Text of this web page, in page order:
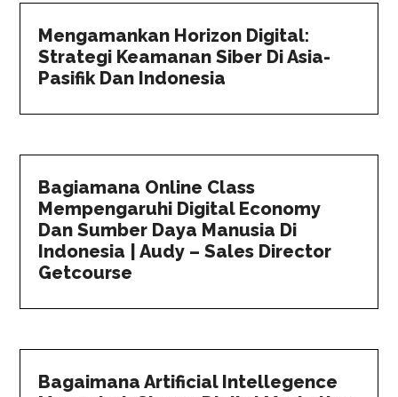
Mengamankan Horizon Digital:
Strategi Keamanan Siber Di Asia-
Pasifik Dan Indonesia
Bagiamana Online Class
Mempengaruhi Digital Economy
Dan Sumber Daya Manusia Di
Indonesia | Audy – Sales Director
Getcourse
Bagaimana Artificial Intellegence